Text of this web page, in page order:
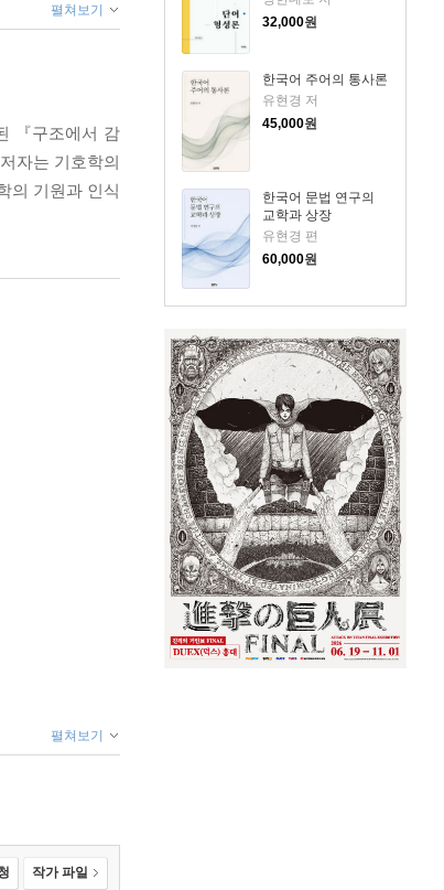
32,000원
한국어 주어의 통사론
유현경 저
45,000원
한국어 문법 연구의
교학과 상장
유현경 편
60,000원
펼쳐보기
『구조에서 감
자는 기호학의
의 기원과 인식
펼쳐보기
작가 파일